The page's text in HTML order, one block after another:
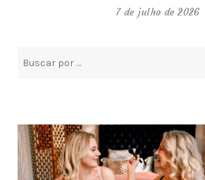
7 de julho de 2026